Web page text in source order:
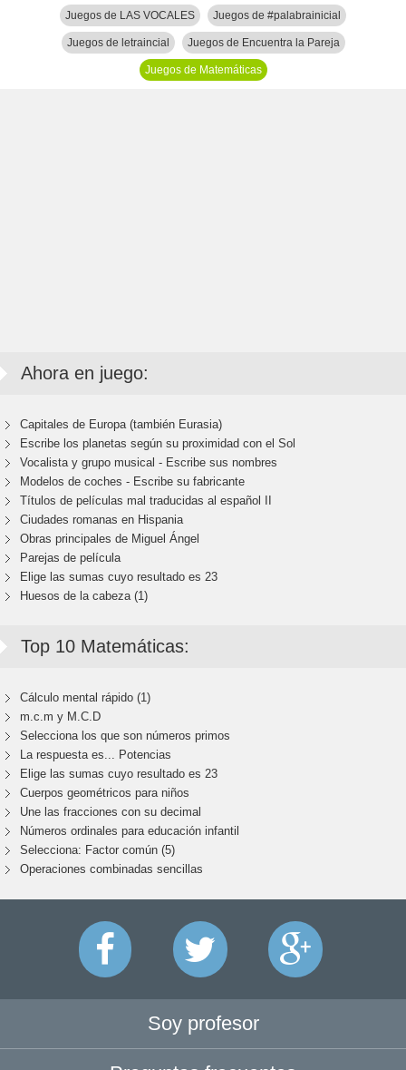
Juegos de LAS VOCALES Juegos de #palabrainicial
Juegos de letraincial Juegos de Encuentra la Pareja
Juegos de Matemáticas
Ahora en juego:
Capitales de Europa (también Eurasia)
Escribe los planetas según su proximidad con el Sol
Vocalista y grupo musical - Escribe sus nombres
Modelos de coches - Escribe su fabricante
Títulos de películas mal traducidas al español II
Ciudades romanas en Hispania
Obras principales de Miguel Ángel
Parejas de película
Elige las sumas cuyo resultado es 23
Huesos de la cabeza (1)
Top 10 Matemáticas:
Cálculo mental rápido (1)
m.c.m y M.C.D
Selecciona los que son números primos
La respuesta es... Potencias
Elige las sumas cuyo resultado es 23
Cuerpos geométricos para niños
Une las fracciones con su decimal
Números ordinales para educación infantil
Selecciona: Factor común (5)
Operaciones combinadas sencillas
Soy profesor